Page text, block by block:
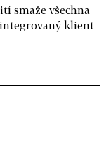
smaže všechna
klient